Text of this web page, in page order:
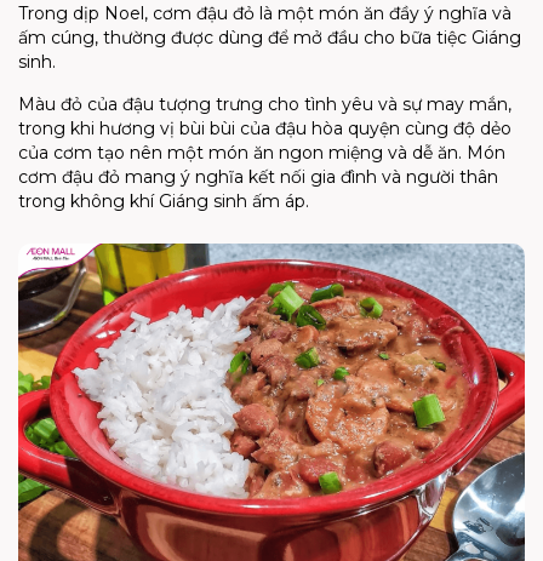
Trong dịp Noel, cơm đậu đỏ là một món ăn đầy ý nghĩa và
ấm cúng, thường được dùng để mở đầu cho bữa tiệc Giáng
sinh.
Màu đỏ của đậu tượng trưng cho tình yêu và sự may mắn,
trong khi hương vị bùi bùi của đậu hòa quyện cùng độ dẻo
của cơm tạo nên một món ăn ngon miệng và dễ ăn. Món
cơm đậu đỏ mang ý nghĩa kết nối gia đình và người thân
trong không khí Giáng sinh ấm áp.